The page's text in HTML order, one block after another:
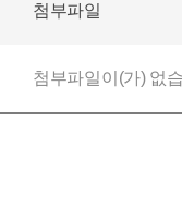
첨부파일
첨부파일이(가) 없